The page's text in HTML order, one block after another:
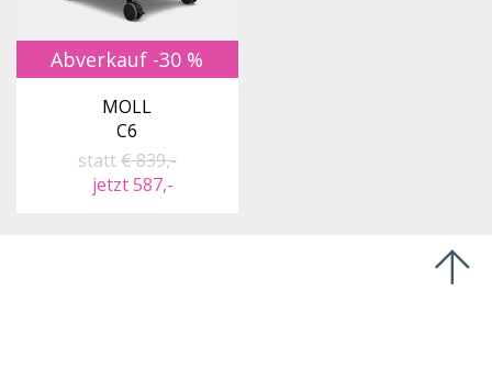
Abverkauf -30 %
MOLL
C6
statt€ 839,-
jetzt 587,-